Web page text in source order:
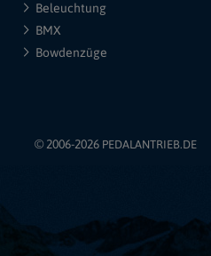
Beleuchtung
BMX
Bowdenzüge
© 2006-2026 PEDALANTRIEB.DE